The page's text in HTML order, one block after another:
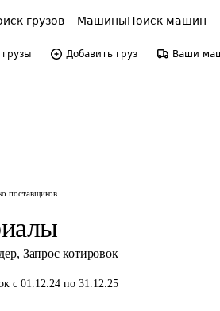
грузов МашиныПоиск машин
Добавить груз Ваши
поставщиков
, Запрос котировок
с 01.12.24 по 31.12.25